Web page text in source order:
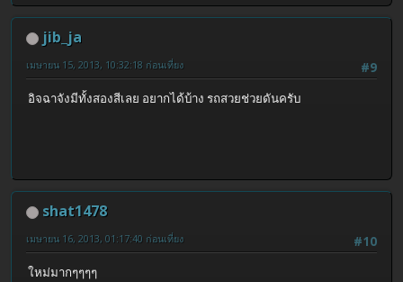
jib_ja
#9
เมษายน 15, 2013, 10:32:18 ก่อนเที่ยง
อิจฉาจังมีทั้งสองสีเลย อยากได้บ้าง รถสวยช่วยดันครับ
shat1478
#10
เมษายน 16, 2013, 01:17:40 ก่อนเที่ยง
ใหม่มากๆๆๆๆ